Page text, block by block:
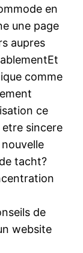
en
une page
aupres
comme
ce
sincere
nouvelle
tacht?
de
website